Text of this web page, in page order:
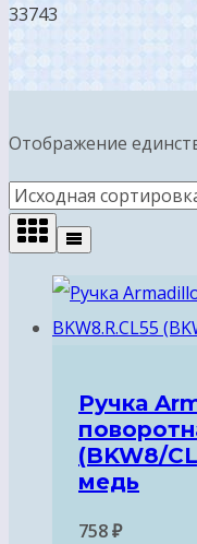
33743
Отображение
Ручка
(BKW8/
медь
758₽